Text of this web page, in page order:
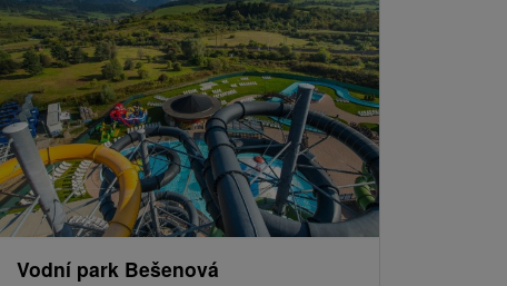
Vodní park Bešenová